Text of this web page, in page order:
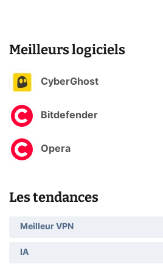
Meilleurs logiciels
CyberGhost
Bitdefender
Opera
Les tendances
Meilleur VPN
IA